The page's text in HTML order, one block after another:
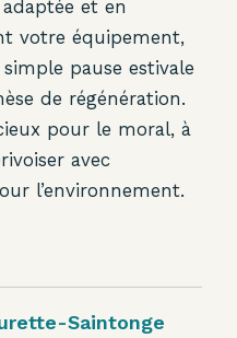
et en
votre équipement,
pause estivale
de régénération.
pour le moral, à
avec
l’environnement.
Saintonge